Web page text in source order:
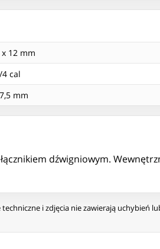
x 12 mm
4 cal
mm
dźwigniowym.
i zdjęcia nie zawierają uchybień